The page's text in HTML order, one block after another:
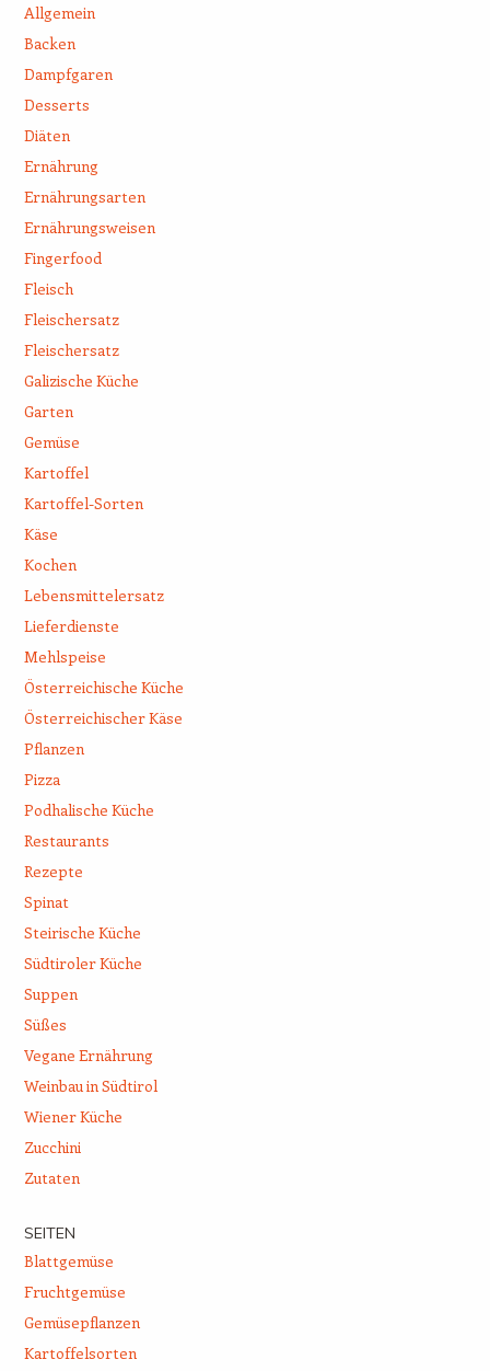
Allgemein
Backen
Dampfgaren
Desserts
Diäten
Ernährung
Ernährungsarten
Ernährungsweisen
Fingerfood
Fleisch
Fleischersatz
Fleischersatz
Galizische Küche
Garten
Gemüse
Kartoffel
Kartoffel-Sorten
Käse
Kochen
Lebensmittelersatz
Lieferdienste
Mehlspeise
Österreichische Küche
Österreichischer Käse
Pflanzen
Pizza
Podhalische Küche
Restaurants
Rezepte
Spinat
Steirische Küche
Südtiroler Küche
Suppen
Süßes
Vegane Ernährung
Weinbau in Südtirol
Wiener Küche
Zucchini
Zutaten
SEITEN
Blattgemüse
Fruchtgemüse
Gemüsepflanzen
Kartoffelsorten